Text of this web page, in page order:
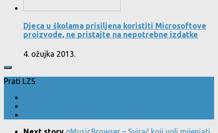
Djeca u školama prisiljena koristiti Microsoftove
proizvode, ne pristajte na nepotrebne izdatke
4. ožujka 2013.
Prati LZS